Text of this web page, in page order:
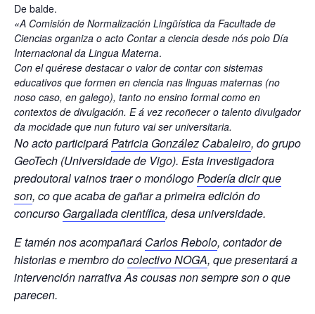
De balde.
«A Comisión de Normalización Lingüística da Facultade de
Ciencias organiza o acto Contar a ciencia desde nós polo Día
Internacional da Lingua Materna.
Con el quérese destacar o valor de contar con sistemas
educativos que formen en ciencia nas linguas maternas (no
noso caso, en galego), tanto no ensino formal como en
contextos de divulgación. E á vez recoñecer o talento divulgador
da mocidade que nun futuro vai ser universitaria.
No acto participaráPatricia González Cabaleiro, do grupo
GeoTech (Universidade de Vigo). Esta investigadora
predoutoral vainos traer o monólogoPodería dicir que
son, co que acaba de gañar a primeira edición do
concurso Gargallada científica, desa universidade.
E tamén nos acompañará Carlos Rebolo, contador de
historias e membro docolectivo NOGA, que presentará a
intervención narrativa As cousas non sempre son o que
parecen.